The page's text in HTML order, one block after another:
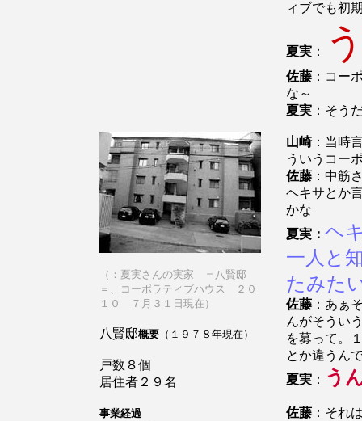
（：夏実さんの実家 ＝八賢邸
＝、コーポラティブハウス ２０
１０ ７月３１日現在）
八賢邸概要 （１９７８年現在）
戸数８個
居住者２９名
事業経過
ィブでも初
夏実 ：
佐藤 ：コー
な～
夏実 ：そう
山崎：当時
ういうコー
佐藤 ：中筋
ヘキサとか
かな
夏実： ヘ
一人と
たみた
佐藤 ：あぁ
んがそうい
を募って。
とか違うん
夏実 ： う
佐藤 ：それ